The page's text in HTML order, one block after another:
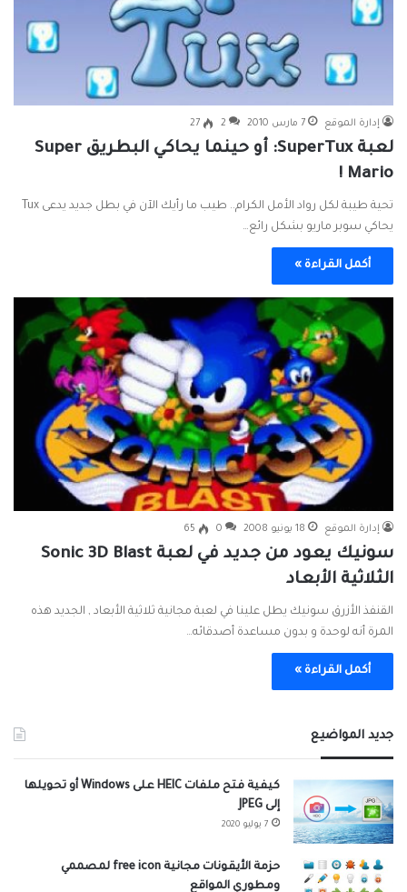
إدارة الموقع 7 مارس 2010 2
27
لعبة SuperTux: أو حينما يحاكي البطريق Super
Mario !
تحية طيبة لكل رواد الأمل الكرام.. طيب ما رأيك الآن في بطل جديد يدعى Tux
يحاكي سوبر ماريو بشكل رائع…
أكمل القراءة »
إدارة الموقع 18 يونيو 2008 0
65
سونيك يعود من جديد في لعبة Sonic 3D Blast
الثلاثية الأبعاد
القنفذ الأزرق سونيك يطل علينا في لعبة مجانية ثلاثية الأبعاد , الجديد هذه
المرة أنه لوحدة و بدون مساعدة أصدقائه…
أكمل القراءة »
جديد المواضيع
كيفية فتح ملفات HEIC على Windows أو تحويلها
إلى JPEG
7 يوليو 2020
حزمة الأيقونات مجانية free icon لمصممي
ومطوري المواقع